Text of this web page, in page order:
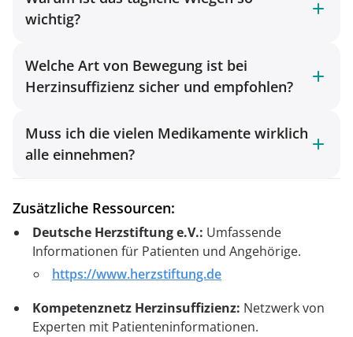
wichtig?
Welche Art von Bewegung ist bei
Herzinsuffizienz sicher und empfohlen?
Muss ich die vielen Medikamente wirklich
alle einnehmen?
Zusätzliche Ressourcen:
Deutsche Herzstiftung e.V.: Umfassende
Informationen für Patienten und Angehörige.
https://www.herzstiftung.de
Kompetenznetz Herzinsuffizienz: Netzwerk von
Experten mit Patienteninformationen.